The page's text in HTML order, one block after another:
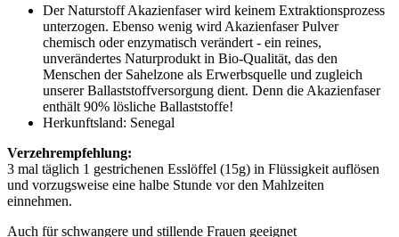
Der Naturstoff Akazienfaser wird keinem Extraktionsprozess
unterzogen. Ebenso wenig wird Akazienfaser Pulver
chemisch oder enzymatisch verändert - ein reines,
unverändertes Naturprodukt in Bio-Qualität, das den
Menschen der Sahelzone als Erwerbsquelle und zugleich
unserer Ballaststoffversorgung dient. Denn die Akazienfaser
enthält 90% lösliche Ballaststoffe!
Herkunftsland: Senegal
Verzehrempfehlung:
3 mal täglich 1 gestrichenen Esslöffel (15g) in Flüssigkeit auflösen
und vorzugsweise eine halbe Stunde vor den Mahlzeiten
einnehmen.
Auch für schwangere und stillende Frauen geeignet